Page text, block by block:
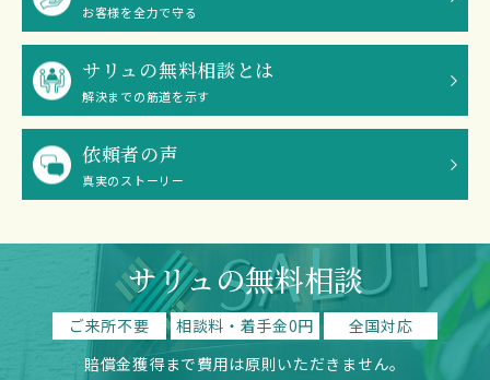
お客様を全力で守る
サリュの無料相談とは
解決までの筋道を示す
依頼者の声
真実のストーリー
サリュの無料相談
ご来所不要 相談料・着手金0円
全国対応
賠償金獲得まで費用は原則いただきません。